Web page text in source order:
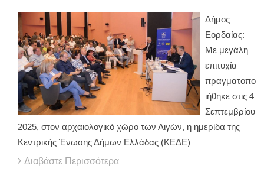
Δήμος
Εορδαίας:
Με μεγάλη
επιτυχία
πραγματοπο
ιήθηκε στις 4
Σεπτεμβρίου
2025, στον αρχαιολογικό χώρο των Αιγών, η ημερίδα της
Κεντρικής Ένωσης Δήμων Ελλάδας (ΚΕΔΕ)
Διαβάστε Περισσότερα